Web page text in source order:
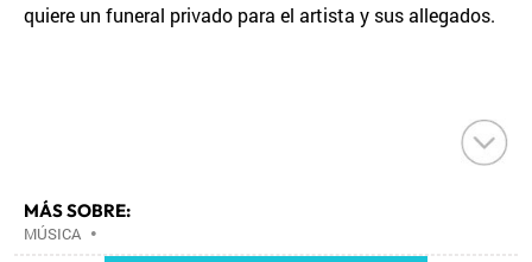
quiere un funeral privado para el artista y sus allegados.
MÁS SOBRE:
MÚSICA •